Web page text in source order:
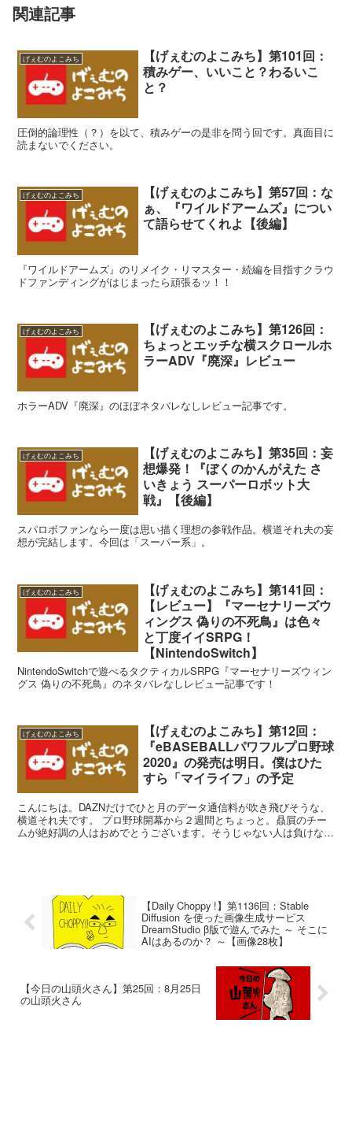
関連記事
げぇむのよこみち
【げぇむのよこみち】第101回：
積みゲー、いいこと？わるいこ
と？
圧倒的論理性（？）を以て、積みゲーの是非を問う回です。真面目に
読まないでください。
げぇむのよこみち
【げぇむのよこみち】第57回：な
ぁ、『ワイルドアームズ』につい
て語らせてくれよ【後編】
『ワイルドアームズ』のリメイク・リマスター・続編を目指すクラウ
ドファンディングがはじまったら頑張るッ！！
げぇむのよこみち
【げぇむのよこみち】第126回：
ちょっとエッチな横スクロールホ
ラーADV『廃深』レビュー
ホラーADV『廃深』のほぼネタバレなしレビュー記事です。
げぇむのよこみち
【げぇむのよこみち】第35回：妄
想爆発！『ぼくのかんがえた さ
いきょう スーパーロボット大
戦』【後編】
スパロボファンなら一度は思い描く理想の参戦作品。横道それ夫の妄
想が完結します。今回は「スーパー系」。
げぇむのよこみち
【げぇむのよこみち】第141回：
【レビュー】『マーセナリーズウ
ィングス 偽りの不死鳥』は色々
と丁度イイSRPG！
【NintendoSwitch】
NintendoSwitchで遊べるタクティカルSRPG『マーセナリーズウィン
グス 偽りの不死鳥』のネタバレなしレビュー記事です！
げぇむのよこみち
【げぇむのよこみち】第12回：
『eBASEBALLパワフルプロ野球
2020』の発売は明日。僕はひた
すら「マイライフ」の予定
こんにちは。DAZNだけでひと月のデータ通信料が吹き飛びそうな、
横道それ夫です。 プロ野球開幕から２週間とちょっと。贔屓のチー
ムが絶好調の人はおめでとうございます。そうじゃない人は負けない
【Daily Choppy !】第1136回：Stable
Diffusion を使った画像生成サービス
DreamStudio β版で遊んでみた ～ そこに
AIはあるのか？ ～【画像28枚】
【今日の山頭火さん】第25回：8月25日
の山頭火さん